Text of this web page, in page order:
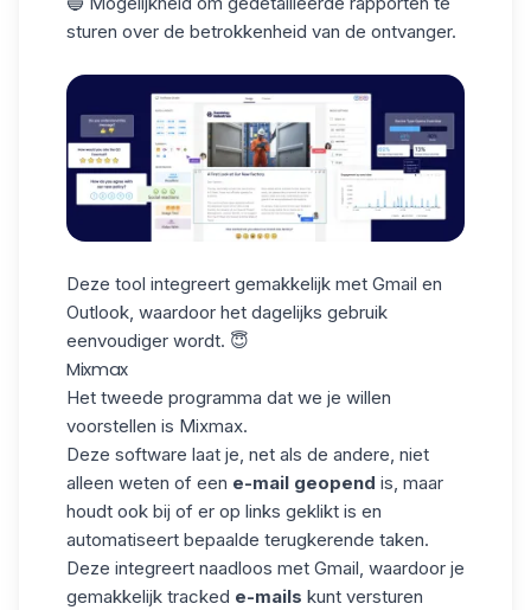
sturen over de betrokkenheid van de ontvanger.
Deze tool integreert gemakkelijk met Gmail en
Outlook, waardoor het dagelijks gebruik
eenvoudiger wordt. 😇
Mixmax
Het tweede programma dat we je willen
voorstellen is Mixmax.
Deze software laat je, net als de andere, niet
alleen weten of een e-mail geopend is, maar
houdt ook bij of er op links geklikt is en
automatiseert bepaalde terugkerende taken.
Deze integreert naadloos met Gmail, waardoor je
gemakkelijk tracked e-mails kunt versturen